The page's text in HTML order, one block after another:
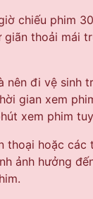
chiếu phim
giãn thoải mái
nên đi vệ sinh
gian xem
xem phim
thoại hoặc các
ảnh hưởng